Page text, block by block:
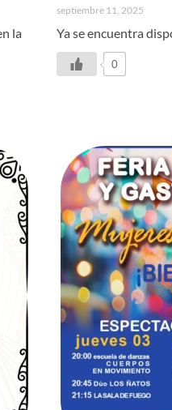
la
septiembre 11, 2025
Ya se encuentra
0